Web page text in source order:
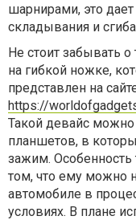
шарнирами, это
складывания и
Не стоит забывать
на гибкой ножке,
представлен на
https://
Такой девайс
планшетов, в
зажим. Особенность
том, что ему можно
автомобиле в
условиях. В плане